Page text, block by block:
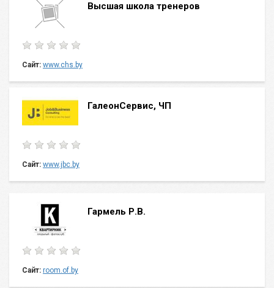
Высшая школа тренеров
Сайт: www.chs.by
ГалеонСервис, ЧП
Сайт: www.jbc.by
Гармель Р.В.
Сайт: room.of.by